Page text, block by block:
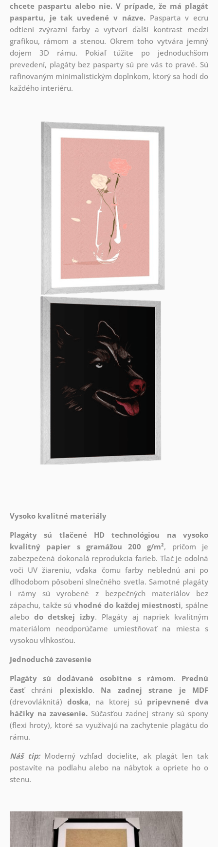
chcete paspartu alebo nie. V prípade, že má plagát
paspartu, je tak uvedené v názve.Pasparta v ecru
odtieni zvýrazní farby a vytvorí ďalší kontrast medzi
grafikou, rámom a stenou. Okrem toho vytvára jemný
dojem 3D rámu. Pokiaľ túžite po jednoduchšom
prevedení, plagáty bez pasparty sú pre vás to pravé. Sú
rafinovaným minimalistickým doplnkom, ktorý sa hodí do
každého interiéru.
Vysoko kvalitné materiály
Plagáty sú tlačené HD technológiou na vysoko
kvalitný papier s gramážou 200 g/m², pričom je
zabezpečená dokonalá reprodukcia farieb. Tlač je odolná
voči UV žiareniu, vďaka čomu farby neblednú ani po
dlhodobom pôsobení slnečného svetla. Samotné plagáty
i rámy sú vyrobené z bezpečných materiálov bez
zápachu, takže súvhodné do každej miestnosti, spálne
alebo do detskej izby. Plagáty aj napriek kvalitným
materiálom neodporúčame umiestňovať na miesta s
vysokou vlhkosťou.
Jednoduché zavesenie
Plagáty sú dodávané osobitne s rámom. Prednú
časťchráni plexisklo. Na zadnej strane je
MDF
(drevovláknitá) doska, na ktorej sú pripevnené dva
háčiky na zavesenie.Súčasťou zadnej strany sú spony
(flexi hroty), ktoré sa využívajú na zachytenie plagátu do
rámu.
Náš tip: Moderný vzhľad docielite, ak plagát len tak
postavíte na podlahu alebo na nábytok a opriete ho o
stenu.